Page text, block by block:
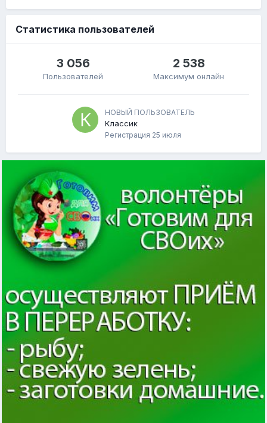
Статистика пользователей
3 056
Пользователей
2 538
Максимум онлайн
НОВЫЙ ПОЛЬЗОВАТЕЛЬ
Классик
Регистрация 25 июля